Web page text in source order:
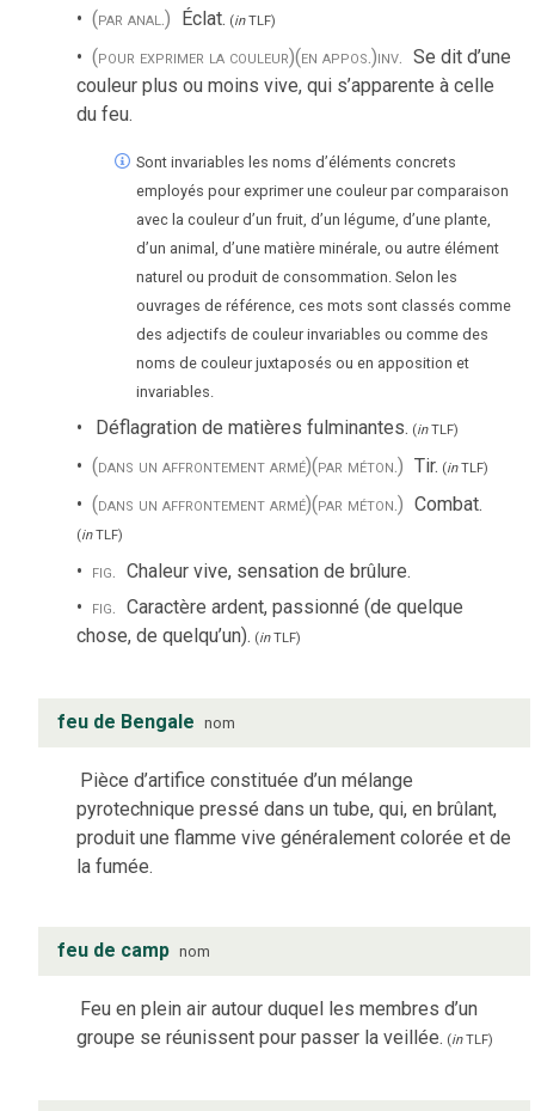
(par anal.) Éclat. (inTLF)
(pour exprimer la couleur)(en appos.)inv. Se dit d’une
couleur plus ou moins vive, qui s’apparente à celle
du feu.
Sont invariables les noms d’éléments concrets
employés pour exprimer une couleur par comparaison
avec la couleur d’un fruit, d’un légume, d’une plante,
d’un animal, d’une matière minérale, ou autre élément
naturel ou produit de consommation. Selon les
ouvrages de référence, ces mots sont classés comme
des adjectifs de couleur invariables ou comme des
noms de couleur juxtaposés ou en apposition et
invariables.
Déflagration de matières fulminantes. (inTLF)
(dans un affrontement armé)(par méton.) Tir. (inTLF)
(dans un affrontement armé)(par méton.) Combat.
(inTLF)
fig. Chaleur vive, sensation de brûlure.
fig. Caractère ardent, passionné (de quelque
chose, de quelqu’un). (inTLF)
feu de Bengale nom
Pièce d’artifice constituée d’un mélange
pyrotechnique pressé dans un tube, qui, en brûlant,
produit une flamme vive généralement colorée et de
la fumée.
feu de camp nom
Feu en plein air autour duquel les membres d’un
groupe se réunissent pour passer la veillée. (inTLF)